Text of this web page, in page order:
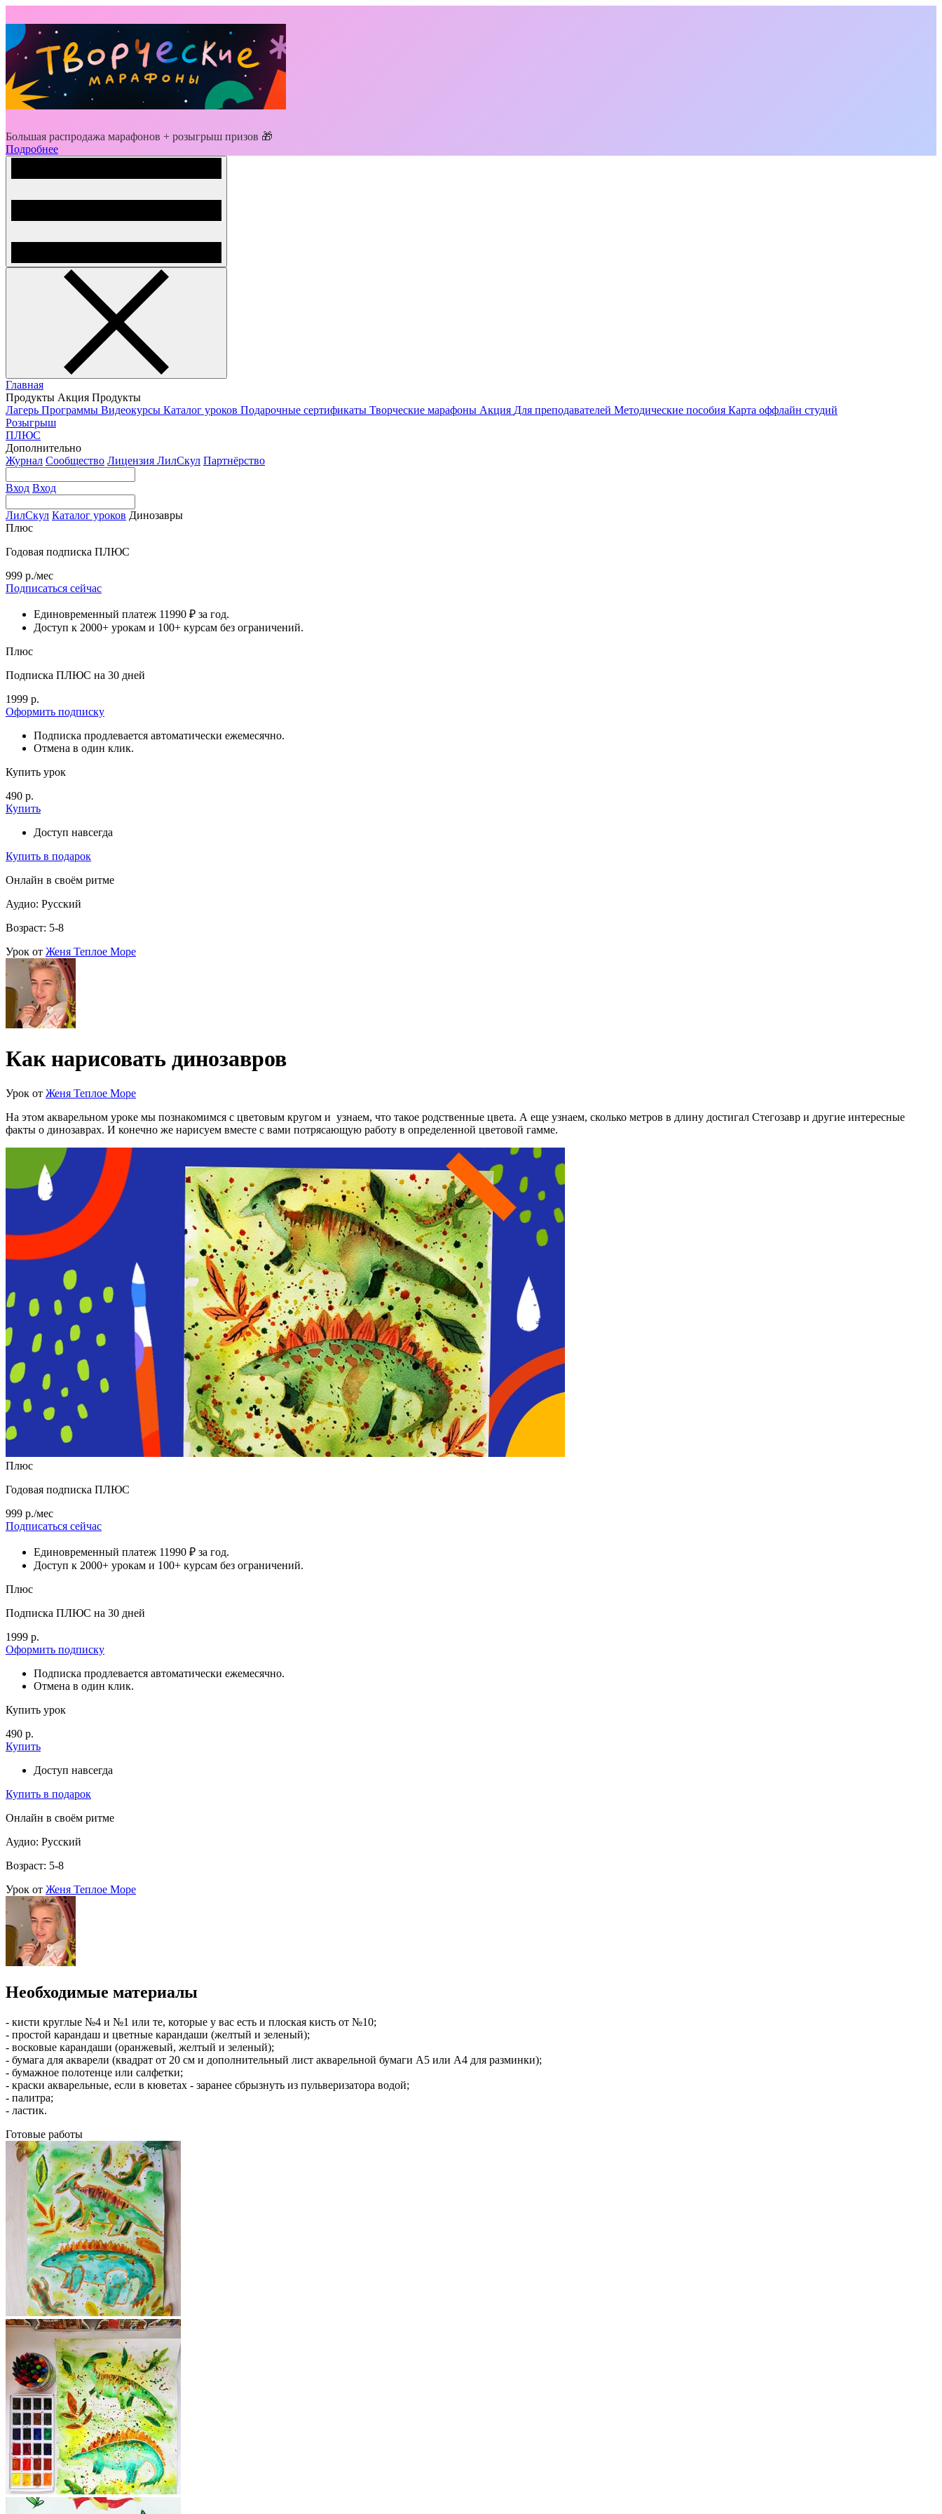
Большая распродажа марафонов + розыгрыш призов 🎁
Подробнее
Главная
Продукты Акция Продукты
Лагерь Программы Видеокурсы Каталог уроков Подарочные сертификаты Творческие марафоны Акция Для преподавателей Методические пособия Карта оффлайн студий
Розыгрыш
ПЛЮС
Дополнительно
Журнал Сообщество Лицензия ЛилСкул Партнёрство
Вход Вход
ЛилСкул Каталог уроков Динозавры
Плюс
Годовая подписка ПЛЮС
999 р./мес
Подписаться сейчас
Единовременный платеж 11990 ₽ за год.
Доступ к 2000+ урокам и 100+ курсам без ограничений.
Плюс
Подписка ПЛЮС на 30 дней
1999 р.
Оформить подписку
Подписка продлевается автоматически ежемесячно.
Отмена в один клик.
Купить урок
490 р.
Купить
Доступ навсегда
Купить в подарок
Онлайн в своём ритме
Аудио: Русский
Возраст: 5-8
Урок от Женя Теплое Море
Как нарисовать динозавров
Урок от Женя Теплое Море
На этом акварельном уроке мы познакомимся с цветовым кругом и узнаем, что такое родственные цвета. А еще узнаем, сколько метров в длину достигал Стегозавр и другие интересные
факты о динозаврах. И конечно же нарисуем вместе с вами потрясающую работу в определенной цветовой гамме.
Плюс
Годовая подписка ПЛЮС
999 р./мес
Подписаться сейчас
Единовременный платеж 11990 ₽ за год.
Доступ к 2000+ урокам и 100+ курсам без ограничений.
Плюс
Подписка ПЛЮС на 30 дней
1999 р.
Оформить подписку
Подписка продлевается автоматически ежемесячно.
Отмена в один клик.
Купить урок
490 р.
Купить
Доступ навсегда
Купить в подарок
Онлайн в своём ритме
Аудио: Русский
Возраст: 5-8
Урок от Женя Теплое Море
Необходимые материалы
- кисти круглые №4 и №1 или те, которые у вас есть и плоская кисть от №10;
- простой карандаш и цветные карандаши (желтый и зеленый);
- восковые карандаши (оранжевый, желтый и зеленый);
- бумага для акварели (квадрат от 20 см и дополнительный лист акварельной бумаги А5 или А4 для разминки);
- бумажное полотенце или салфетки;
- краски акварельные, если в кюветах - заранее сбрызнуть из пульверизатора водой;
- палитра;
- ластик.
Готовые работы